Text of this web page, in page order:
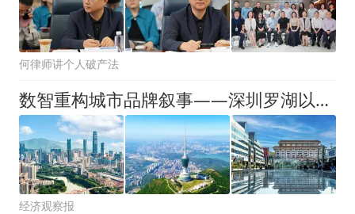
何律师讲个人破产法
数智重构城市品牌叙事——深圳罗湖以全域场景打通数字广告与文旅消费闭环
经济观察报